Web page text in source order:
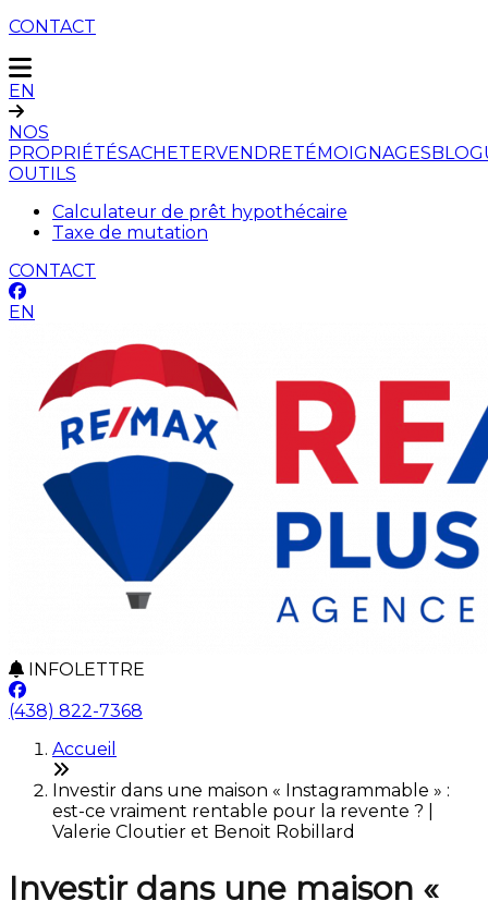
CONTACT
EN
NOS
PROPRIÉTÉSACHETERVENDRETÉMOIGNAGES
OUTILS
Calculateur de prêt hypothécaire
Taxe de mutation
CONTACT
EN
INFOLETTRE
(438) 822-7368
Accueil
Investir dans une maison « Instagrammable » :
est-ce vraiment rentable pour la revente ? |
Valerie Cloutier et Benoit Robillard
Investir dans une maison «